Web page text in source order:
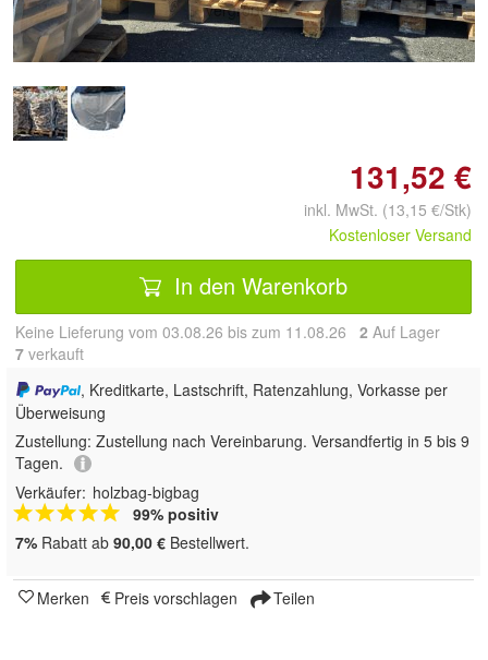
vergrößern
131,52 €
inkl. MwSt. (13,15 €/Stk)
Kostenloser Versand
In den Warenkorb
Keine Lieferung vom 03.08.26 bis zum 11.08.26 2 Auf Lager
7 verkauft
, Kreditkarte, Lastschrift, Ratenzahlung, Vorkasse per
Überweisung
Zustellung: Zustellung nach Vereinbarung. Versandfertig in 5 bis 9
Tagen.
Verkäufer: holzbag-bigbag
99% positiv
7% Rabatt ab 90,00 € Bestellwert.
Merken Preis vorschlagen Teilen